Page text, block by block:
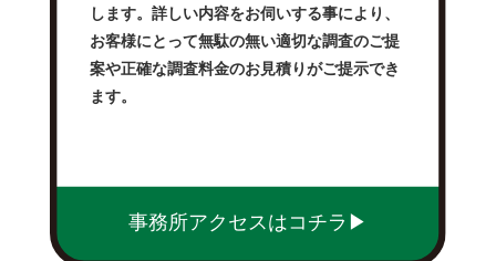
します。詳しい内容をお伺いする事により、
お客様にとって無駄の無い適切な調査のご提
案や正確な調査料金のお見積りがご提示でき
ます。
事務所アクセスはコチラ▶︎